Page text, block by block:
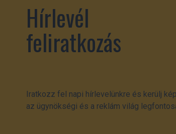
Hírlevél
feliratkozás
Iratkozz fel napi hírlevelünkre és kerülj
az ügynökségi és a reklám világ